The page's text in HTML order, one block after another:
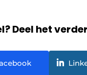
Deel het